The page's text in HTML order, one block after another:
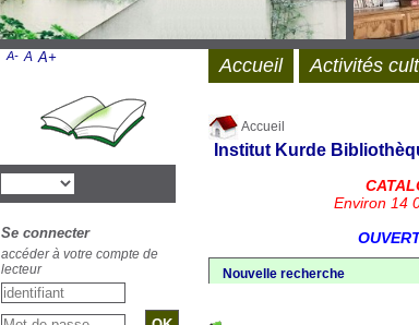
Accueil
Institut Kurde
Environ 14
Nouvelle recherche
Accueil Activités
A- A A+
Se connecter
accéder à votre compte de
lecteur